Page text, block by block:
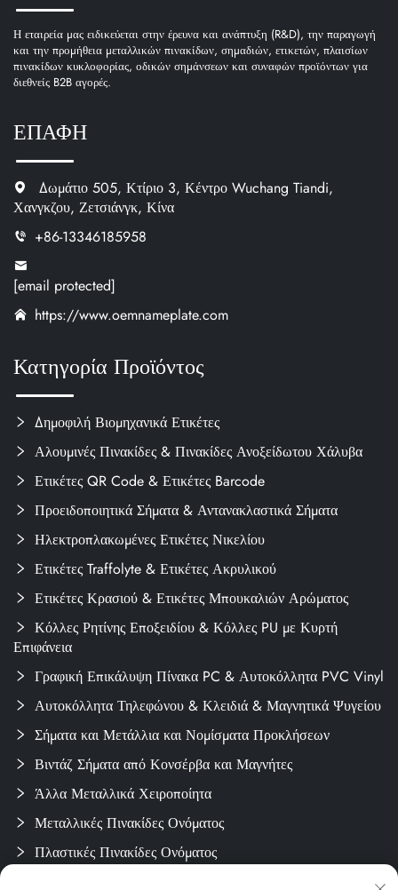
Η εταιρεία μας ειδικεύεται στην έρευνα και ανάπτυξη (R&D), την παραγωγή
και την προμήθεια μεταλλικών πινακίδων, σημαδιών, ετικετών, πλαισίων
πινακίδων κυκλοφορίας, οδικών σημάνσεων και συναφών προϊόντων για
διεθνείς B2B αγορές.
ΕΠΑΦΗ
Δωμάτιο 505, Κτίριο 3, Κέντρο Wuchang Tiandi,
Χανγκζου, Ζετσιάνγκ, Κίνα
+86-13346185958
[email protected]
https://www.oemnameplate.com
Κατηγορία Προϊόντος
Δημοφιλή Βιομηχανικά Ετικέτες
Αλουμινές Πινακίδες & Πινακίδες Ανοξείδωτου Χάλυβα
Ετικέτες QR Code & Ετικέτες Barcode
Προειδοποιητικά Σήματα & Αντανακλαστικά Σήματα
Ηλεκτροπλακωμένες Ετικέτες Νικελίου
Ετικέτες Traffolyte & Ετικέτες Ακρυλικού
Ετικέτες Κρασιού & Ετικέτες Μπουκαλιών Αρώματος
Κόλλες Ρητίνης Εποξειδίου & Κόλλες PU με Κυρτή
Επιφάνεια
Γραφική Επικάλυψη Πίνακα PC & Αυτοκόλλητα PVC Vinyl
Αυτοκόλλητα Τηλεφώνου & Κλειδιά & Μαγνητικά Ψυγείου
Σήματα και Μετάλλια και Νομίσματα Προκλήσεων
Βιντάζ Σήματα από Κονσέρβα και Μαγνήτες
Άλλα Μεταλλικά Χειροποίητα
Μεταλλικές Πινακίδες Ονόματος
Πλαστικές Πινακίδες Ονόματος